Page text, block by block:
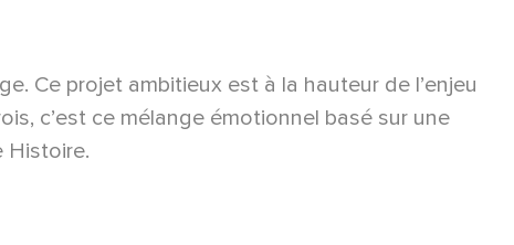
Ce projet ambitieux est à la hauteur de l’enjeu
c’est ce mélange émotionnel basé sur une
Histoire.